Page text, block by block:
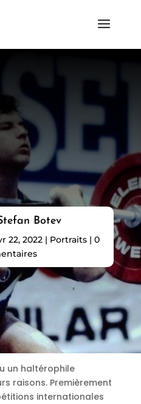
Botev
22, 2022| Portraits| 0
un haltérophile
raisons. Premièrement
internationales